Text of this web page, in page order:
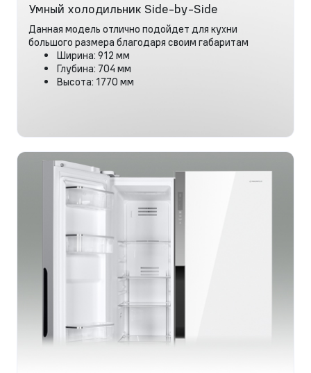
Умный холодильник Side-by-Side
Данная модель отлично подойдет для кухни
большого размера благодаря своим габаритам
Ширина: 912 мм
Глубина: 704 мм
Высота: 1770 мм